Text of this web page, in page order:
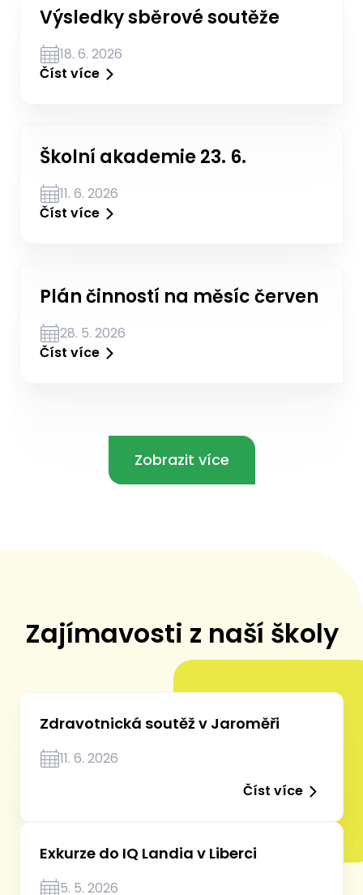
Výsledky sběrové soutěže
18. 6. 2026
Číst více
Školní akademie 23. 6.
11. 6. 2026
Číst více
Plán činností na měsíc červen
28. 5. 2026
Číst více
Zobrazit více
Zajímavosti z naší školy
Zdravotnická soutěž v Jaroměři
11. 6. 2026
Číst více
Exkurze do IQ Landia v Liberci
5. 5. 2026